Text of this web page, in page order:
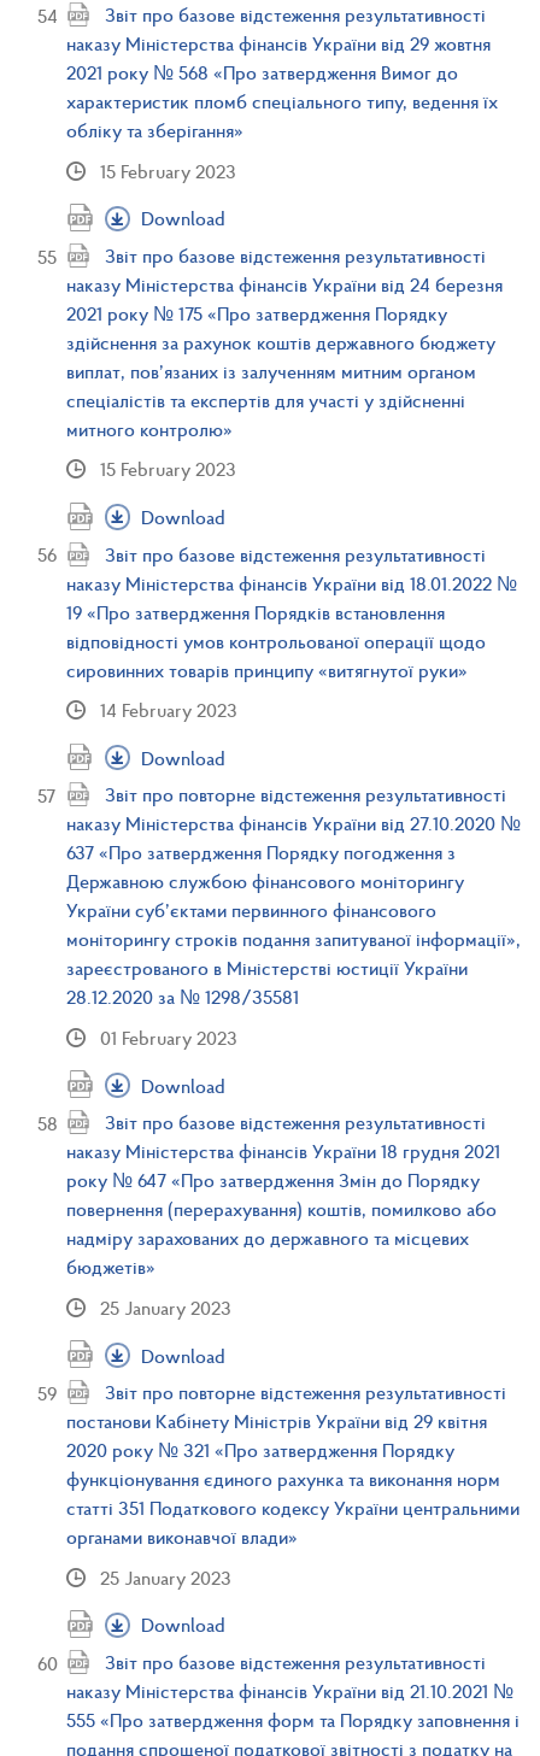
Звіт про базове відстеження результативності
наказу Міністерства фінансів України від 29 жовтня
2021 року № 568 «Про затвердження Вимог до
характеристик пломб спеціального типу, ведення їх
обліку та зберігання»
15 February 2023
Download
Звіт про базове відстеження результативності
наказу Міністерства фінансів України від 24 березня
2021 року № 175 «Про затвердження Порядку
здійснення за рахунок коштів державного бюджету
виплат, пов’язаних із залученням митним органом
спеціалістів та експертів для участі у здійсненні
митного контролю»
15 February 2023
Download
Звіт про базове відстеження результативності
наказу Міністерства фінансів України від 18.01.2022 №
19 «Про затвердження Порядків встановлення
відповідності умов контрольованої операції щодо
сировинних товарів принципу «витягнутої руки»
14 February 2023
Download
Звіт про повторне відстеження результативності
наказу Міністерства фінансів України від 27.10.2020 №
637 «Про затвердження Порядку погодження з
Державною службою фінансового моніторингу
України суб’єктами первинного фінансового
моніторингу строків подання запитуваної інформації»,
зареєстрованого в Міністерстві юстиції України
28.12.2020 за № 1298/35581
01 February 2023
Download
Звіт про базове відстеження результативності
наказу Міністерства фінансів України 18 грудня 2021
року № 647 «Про затвердження Змін до Порядку
повернення (перерахування) коштів, помилково або
надміру зарахованих до державного та місцевих
бюджетів»
25 January 2023
Download
Звіт про повторне відстеження результативності
постанови Кабінету Міністрів України від 29 квітня
2020 року № 321 «Про затвердження Порядку
функціонування єдиного рахунка та виконання норм
статті 351 Податкового кодексу України центральними
органами виконавчої влади»
25 January 2023
Download
Звіт про базове відстеження результативності
наказу Міністерства фінансів України від 21.10.2021 №
555 «Про затвердження форм та Порядку заповнення і
подання спрощеної податкової звітності з податку на